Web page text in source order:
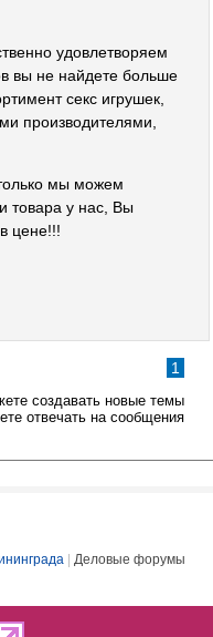
удовлетворяем
вы не найдете больше
секс игрушек,
производителями,
мы можем
товара у нас, Вы
цене!!!
1
создавать новые темы
отвечать на сообщения
Деловые форумы